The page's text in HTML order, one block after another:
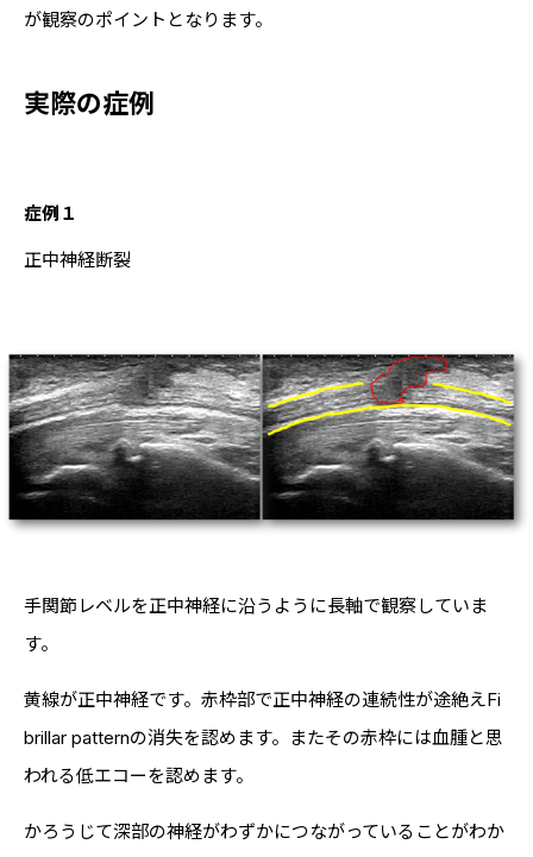
が観察のポイントとなります。
実際の症例
症例１
正中神経断裂
手関節レベルを正中神経に沿うように長軸で観察していま
す。
黄線が正中神経です。赤枠部で正中神経の連続性が途絶えFi
brillar patternの消失を認めます。またその赤枠には血腫と思
われる低エコーを認めます。
かろうじて深部の神経がわずかにつながっていることがわか